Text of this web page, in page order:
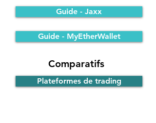
Comparatifs
Plateformes de trading
Guide - MyEtherWallet
Guide - Jaxx